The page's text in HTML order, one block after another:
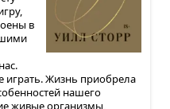
в
Жизнь приобрела
нашего
живые организмы,